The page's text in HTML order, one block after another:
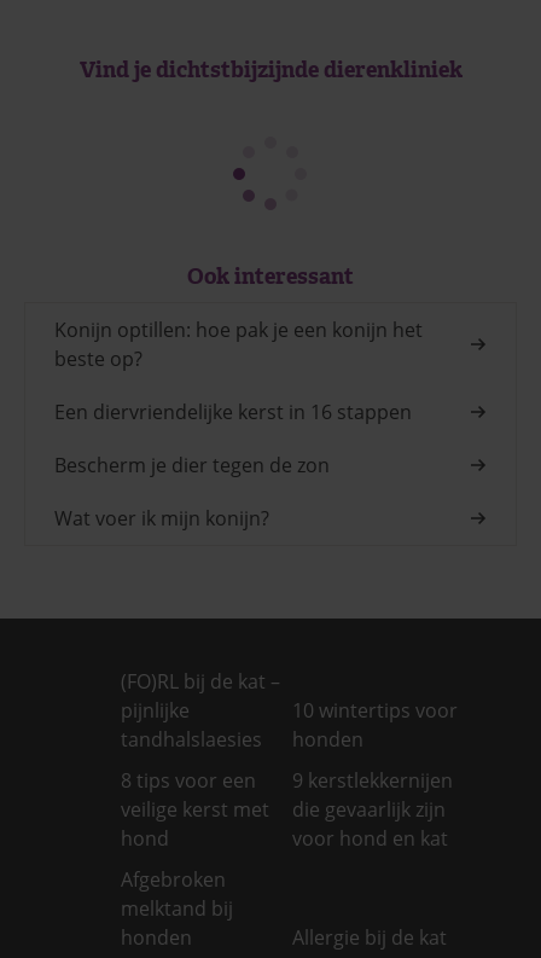
Vind je dichtstbijzijnde dierenkliniek
Ook interessant
Konijn optillen: hoe pak je een konijn het
beste op?
Een diervriendelijke kerst in 16 stappen
Bescherm je dier tegen de zon
Wat voer ik mijn konijn?
(FO)RL bij de kat –
pijnlijke
tandhalslaesies
10 wintertips voor
honden
8 tips voor een
veilige kerst met
hond
9 kerstlekkernijen
die gevaarlijk zijn
voor hond en kat
Afgebroken
melktand bij
honden
Allergie bij de kat